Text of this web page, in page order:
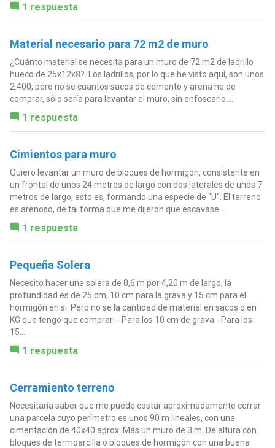
1 respuesta
Material necesario para 72 m2 de muro
¿Cuánto material se necesita para un muro de 72 m2 de ladrillo
hueco de 25x12x8?. Los ladrillos, por lo que he visto aquí, son unos
2.400, pero no se cuantos sacos de cemento y arena he de
comprar, sólo sería para levantar el muro, sin enfoscarlo....
1 respuesta
Cimientos para muro
Quiero levantar un muro de bloques de hormigón, consistente en
un frontal de unos 24 metros de largo con dos laterales de unos 7
metros de largo, esto es, formando una especie de "U". El terreno
es arenoso, de tal forma que me dijeron que escavase...
1 respuesta
Pequeña Solera
Necesito hacer una solera de 0,6 m por 4,20 m de largo, la
profundidad es de 25 cm, 10 cm para la grava y 15 cm para el
hormigón en si. Pero no se la cantidad de material en sacos o en
KG que tengo que comprar: - Para los 10 cm de grava - Para los
15...
1 respuesta
Cerramiento terreno
Necesitaría saber que me puede costar aproximadamente cerrar
una parcela cuyo perímetro es unos 90 m lineales, con una
cimentación de 40x40 aprox. Más un muro de 3 m. De altura con
bloques de termoarcilla o bloques de hormigón con una buena